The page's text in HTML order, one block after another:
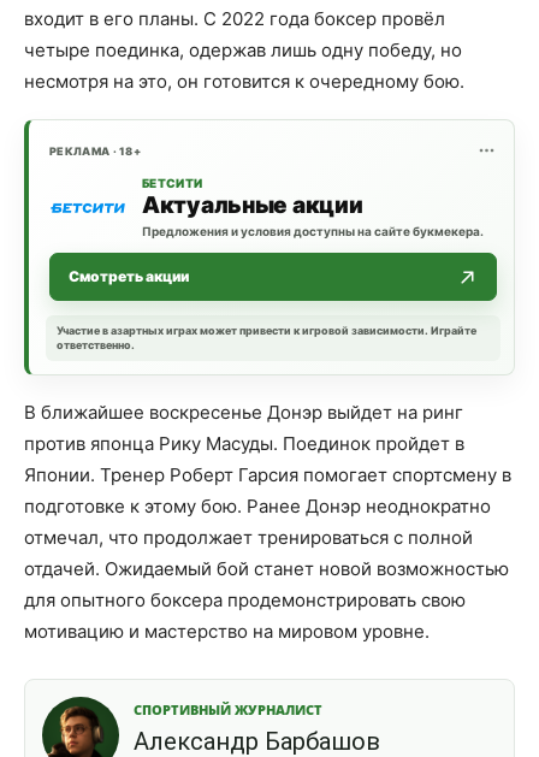
входит в его планы. С 2022 года боксер провёл
четыре поединка, одержав лишь одну победу, но
несмотря на это, он готовится к очередному бою.
РЕКЛАМА · 18+
БЕТСИТИ
Актуальные акции
Предложения и условия доступны на сайте букмекера.
Смотреть акции
Участие в азартных играх может привести к игровой зависимости. Играйте
ответственно.
В ближайшее воскресенье Донэр выйдет на ринг
против японца Рику Масуды. Поединок пройдет в
Японии. Тренер Роберт Гарсия помогает спортсмену в
подготовке к этому бою. Ранее Донэр неоднократно
отмечал, что продолжает тренироваться с полной
отдачей. Ожидаемый бой станет новой возможностью
для опытного боксера продемонстрировать свою
мотивацию и мастерство на мировом уровне.
СПОРТИВНЫЙ ЖУРНАЛИСТ
Александр Барбашов